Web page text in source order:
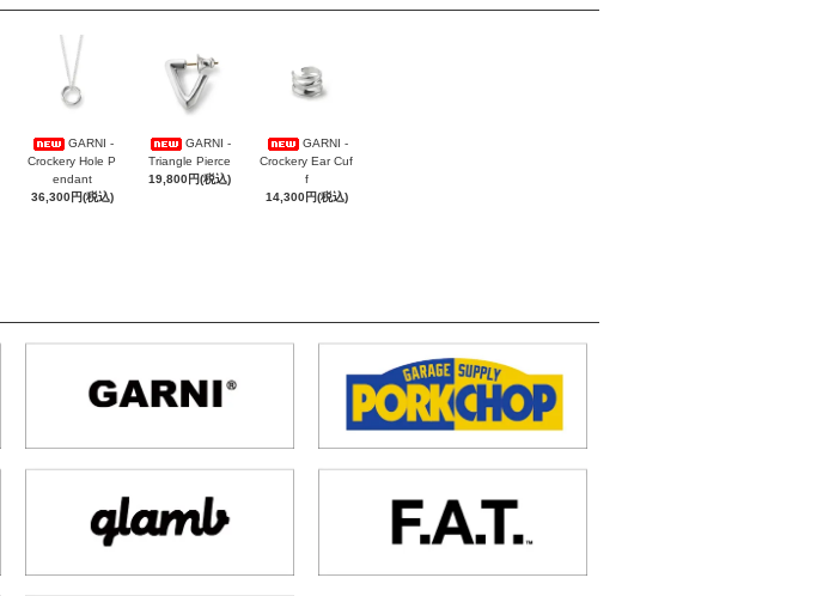
GARNI -
Crockery Hole P
endant
36,300円(税込)
GARNI -
Triangle Pierce
19,800円(税込)
GARNI -
Crockery Ear Cuf
f
14,300円(税込)